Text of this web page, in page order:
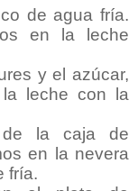
de agua fría.
en la leche
y el azúcar,
la leche con la
de la caja de
en la nevera
fría.